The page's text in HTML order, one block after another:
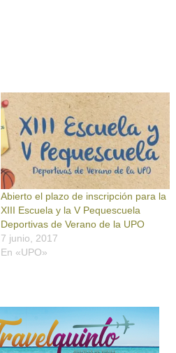
Abierto el plazo de inscripción para la
XIII Escuela y la V Pequescuela
Deportivas de Verano de la UPO
7 junio, 2017
En «UPO»